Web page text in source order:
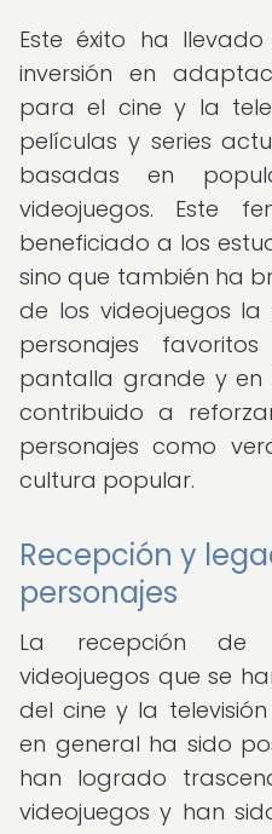
Este éxito ha
inversión en
para el cine y la
películas y series
basadas en
videojuegos. Este
beneficiado a los
sino que también ha
de los videojuegos
personajes
pantalla grande y en
contribuido a
personajes como
cultura popular.
Recepción y
personajes
La recepción de
videojuegos que se
del cine y la
en general ha sido
han logrado
videojuegos y han